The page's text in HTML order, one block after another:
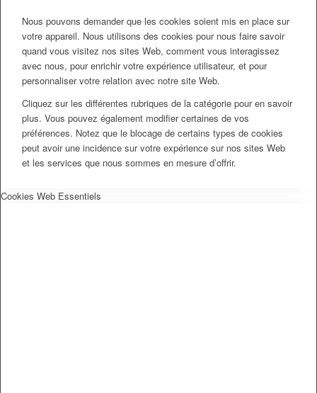
Nous pouvons demander que les cookies soient mis en place sur
votre appareil. Nous utilisons des cookies pour nous faire savoir
quand vous visitez nos sites Web, comment vous interagissez
avec nous, pour enrichir votre expérience utilisateur, et pour
personnaliser votre relation avec notre site Web.
Cliquez sur les différentes rubriques de la catégorie pour en savoir
plus. Vous pouvez également modifier certaines de vos
préférences. Notez que le blocage de certains types de cookies
peut avoir une incidence sur votre expérience sur nos sites Web
et les services que nous sommes en mesure d’offrir.
Cookies Web Essentiels